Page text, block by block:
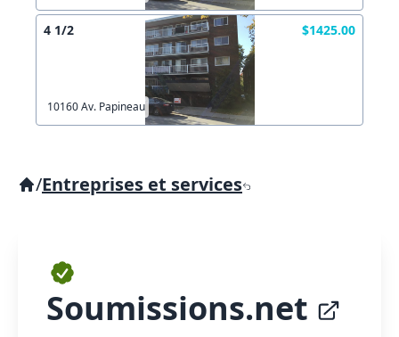
4 1/2 $1425.00
10160 Av. Papineau
/Entreprises et services
Soumissions.net